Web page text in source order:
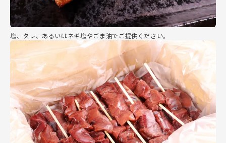
塩、タレ、あるいはネギ塩やごま油でご提供ください。